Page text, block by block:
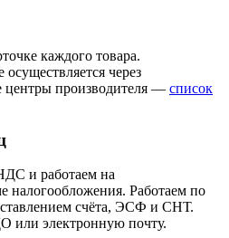
каждого товара.
через
центры производителя — список
и работаем на
налогообложения. Работаем по
счёта, ЭСФ и СНТ.
или электронную почту.